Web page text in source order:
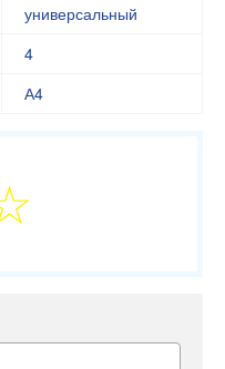
универсальный
4
А4